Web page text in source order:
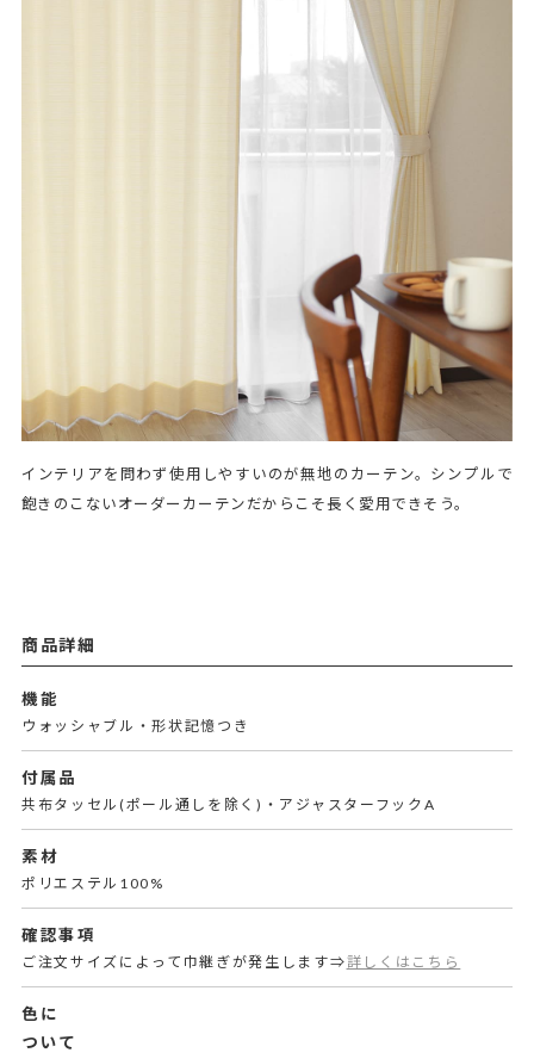
インテリアを問わず使用しやすいのが無地のカーテン。シンプルで
飽きのこないオーダーカーテンだからこそ長く愛用できそう。
商品詳細
機能
ウォッシャブル・形状記憶つき
付属品
共布タッセル(ポール通しを除く)・アジャスターフックA
素材
ポリエステル100%
確認事項
ご注文サイズによって巾継ぎが発生します⇒詳しくはこちら
色に
ついて